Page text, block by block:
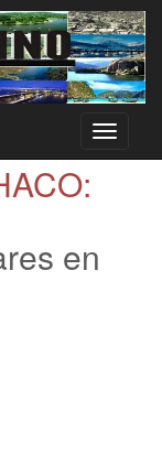
Toggle
en